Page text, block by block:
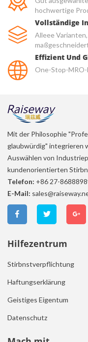
hochwertige
Vollständige
Alleee
Effizient Und
One-Stop-
Mit der Philosophie
glaubwürdig" integrieren
Auswählen von
kundenorientierten
Telefon: +86 27-
E-Mail:
Hilfezentrum
Stirbnstverpflichtung
Haftungserklärung
Geistiges Eigentum
Datenschutz